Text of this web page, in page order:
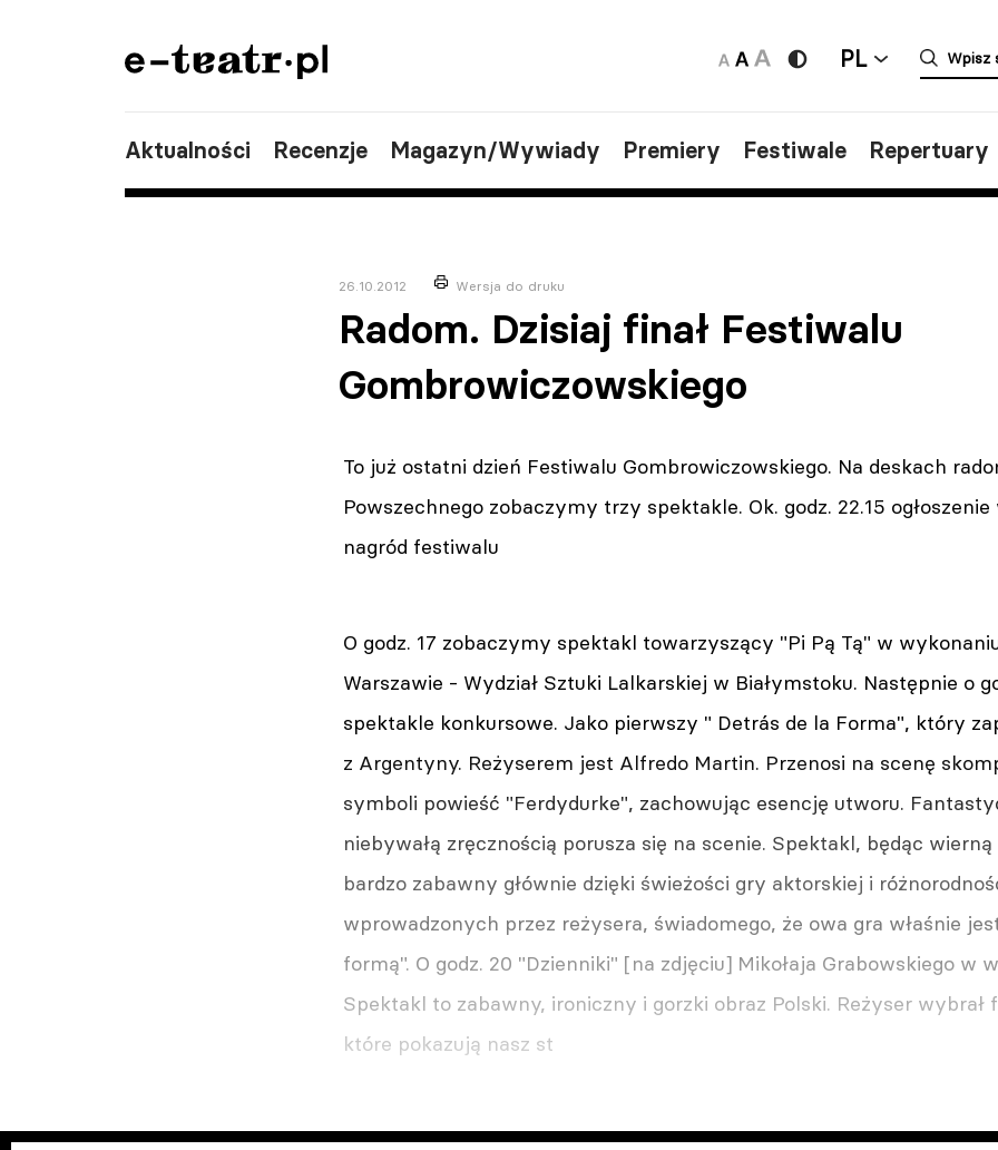
PL
Aktualności Recenzje Magazyn/Wywiady Premiery Festiwale Repertuary
26.10.2012 Wersja do druku
Radom. Dzisiaj finał Festiwalu
Gombrowiczowskiego
To już ostatni dzień Festiwalu Gombrowiczowskiego. Na deskach
Powszechnego zobaczymy trzy spektakle. Ok. godz. 22.15
nagród festiwalu
O godz. 17 zobaczymy spektakl towarzyszący "Pi Pą Tą" w
Warszawie - Wydział Sztuki Lalkarskiej w Białymstoku. Następnie o
spektakle konkursowe. Jako pierwszy " Detrás de la Forma", który
z Argentyny. Reżyserem jest Alfredo Martin. Przenosi na scenę
symboli powieść "Ferdydurke", zachowując esencję utworu.
niebywałą zręcznością porusza się na scenie. Spektakl, będąc
bardzo zabawny głównie dzięki świeżości gry aktorskiej i
wprowadzonych przez reżysera, świadomego, że owa gra właśnie
formą". O godz. 20 "Dzienniki" [na zdjęciu] Mikołaja Grabowskiego w
Spektakl to zabawny, ironiczny i gorzki obraz Polski. Reżyser
które pokazują nasz st